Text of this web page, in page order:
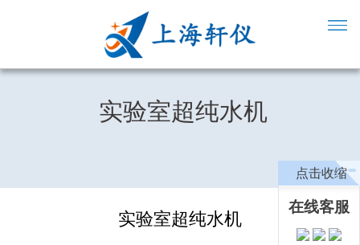
实验室超纯水机
实验室超纯水机
点击收缩
在线客服